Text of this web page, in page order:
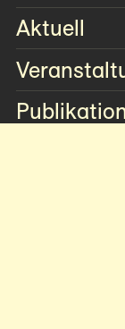
Aktuell